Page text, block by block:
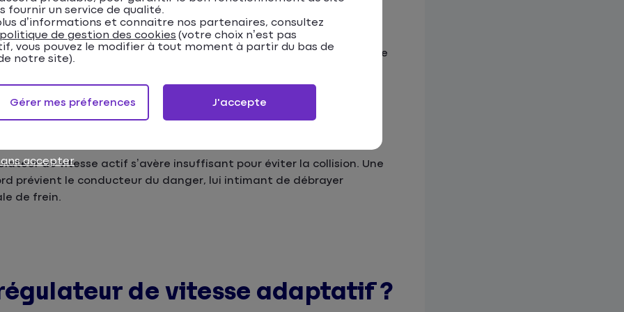
?
vous autorise à accélérer une fois leclignotantmis, dans la limite
de vitesse ACC
de vitesse actif s’avère insuffisant pour éviter la collision. Une
prévient le conducteur du danger, lui intimant de débrayer
de frein.
de vitesse adaptatif ?
fournir un service de qualité.
d’informations et connaitre nos partenaires, consultez
politique de gestion des cookies (votre choix n’est pas
vous pouvez le modifier à tout moment à partir du bas de
notre site).
accepter
Gérer mes préferences J'accepte